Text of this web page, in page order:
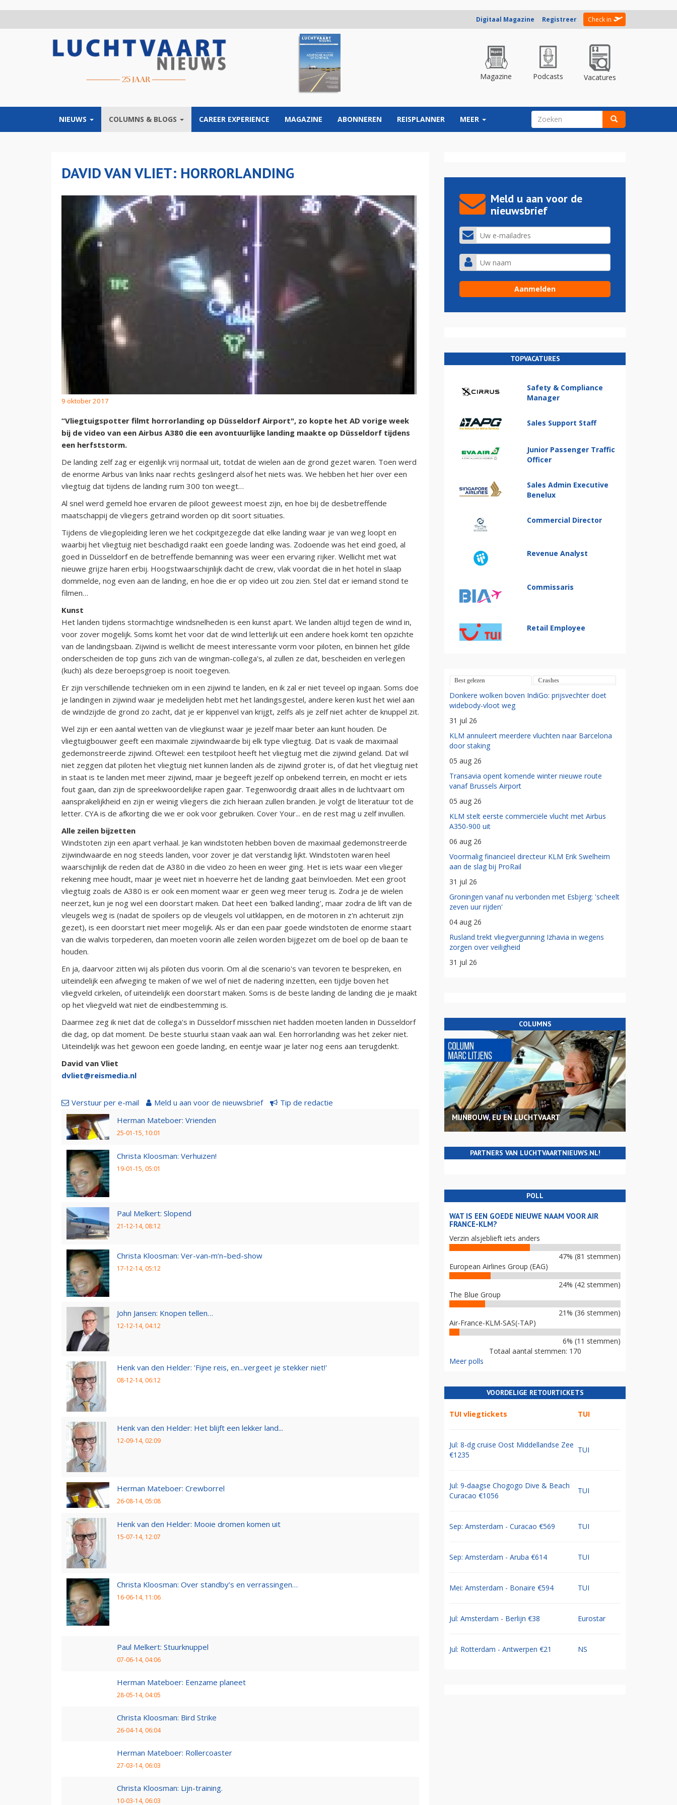
Digitaal Magazine Registreer Check in
Magazine Podcasts Vacatures
NIEUWS COLUMNS & BLOGS CAREER EXPERIENCE MAGAZINE ABONNEREN REISPLANNER MEER ZOEKVELD
DAVID VAN VLIET: HORRORLANDING
9 oktober 2017
“Vliegtuigspotter filmt horrorlanding op Düsseldorf Airport", zo kopte het AD vorige week
bij de video van een Airbus A380 die een avontuurlijke landing maakte op Düsseldorf tijdens
een herfststorm.
De landing zelf zag er eigenlijk vrij normaal uit, totdat de wielen aan de grond gezet waren. Toen werd
de enorme Airbus van links naar rechts geslingerd alsof het niets was. We hebben het hier over een
vliegtuig dat tijdens de landing ruim 300 ton weegt…
Al snel werd gemeld hoe ervaren de piloot geweest moest zijn, en hoe bij de desbetreffende
maatschappij de vliegers getraind worden op dit soort situaties.
Tijdens de vliegopleiding leren we het cockpitgezegde dat elke landing waar je van weg loopt en
waarbij het vliegtuig niet beschadigd raakt een goede landing was. Zodoende was het eind goed, al
goed in Düsseldorf en de betreffende bemanning was weer een ervaring rijker. Wellicht met wat
nieuwe grijze haren erbij. Hoogstwaarschijnlijk dacht de crew, vlak voordat die in het hotel in slaap
dommelde, nog even aan de landing, en hoe die er op video uit zou zien. Stel dat er iemand stond te
filmen…
Kunst
Het landen tijdens stormachtige windsnelheden is een kunst apart. We landen altijd tegen de wind in,
voor zover mogelijk. Soms komt het voor dat de wind letterlijk uit een andere hoek komt ten opzichte
van de landingsbaan. Zijwind is wellicht de meest interessante vorm voor piloten, en binnen het gilde
onderscheiden de top guns zich van de wingman-collega's, al zullen ze dat, bescheiden en verlegen
(kuch) als deze beroepsgroep is nooit toegeven.
Er zijn verschillende technieken om in een zijwind te landen, en ik zal er niet teveel op ingaan. Soms doe
je landingen in zijwind waar je medelijden hebt met het landingsgestel, andere keren kust het wiel aan
de windzijde de grond zo zacht, dat je er kippenvel van krijgt, zelfs als je zelf niet achter de knuppel zit.
Wel zijn er een aantal wetten van de vliegkunst waar je jezelf maar beter aan kunt houden. De
vliegtuigbouwer geeft een maximale zijwindwaarde bij elk type vliegtuig. Dat is vaak de maximaal
gedemonstreerde zijwind. Oftewel: een testpiloot heeft het vliegtuig met die zijwind geland. Dat wil
niet zeggen dat piloten het vliegtuig niet kunnen landen als de zijwind groter is, of dat het vliegtuig niet
in staat is te landen met meer zijwind, maar je begeeft jezelf op onbekend terrein, en mocht er iets
fout gaan, dan zijn de spreekwoordelijke rapen gaar. Tegenwoordig draait alles in de luchtvaart om
aansprakelijkheid en zijn er weinig vliegers die zich hieraan zullen branden. Je volgt de literatuur tot de
letter. CYA is de afkorting die we er ook voor gebruiken. Cover Your... en de rest mag u zelf invullen.
Alle zeilen bijzetten
Windstoten zijn een apart verhaal. Je kan windstoten hebben boven de maximaal gedemonstreerde
zijwindwaarde en nog steeds landen, voor zover je dat verstandig lijkt. Windstoten waren heel
waarschijnlijk de reden dat de A380 in die video zo heen en weer ging. Het is iets waar een vlieger
rekening mee houdt, maar je weet niet in hoeverre het de landing gaat beïnvloeden. Met een groot
vliegtuig zoals de A380 is er ook een moment waar er geen weg meer terug is. Zodra je de wielen
neerzet, kun je nog wel een doorstart maken. Dat heet een 'balked landing', maar zodra de lift van de
vleugels weg is (nadat de spoilers op de vleugels vol uitklappen, en de motoren in z'n achteruit zijn
gezet), is een doorstart niet meer mogelijk. Als er dan een paar goede windstoten de enorme staart
van die walvis torpederen, dan moeten voorin alle zeilen worden bijgezet om de boel op de baan te
houden.
En ja, daarvoor zitten wij als piloten dus voorin. Om al die scenario's van tevoren te bespreken, en
uiteindelijk een afweging te maken of we wel of niet de nadering inzetten, een tijdje boven het
vliegveld cirkelen, of uiteindelijk een doorstart maken. Soms is de beste landing de landing die je maakt
op het vliegveld wat niet de eindbestemming is.
Daarmee zeg ik niet dat de collega's in Düsseldorf misschien niet hadden moeten landen in Düsseldorf
die dag, op dat moment. De beste stuurlui staan vaak aan wal. Een horrorlanding was het zeker niet.
Uiteindelijk was het gewoon een goede landing, en eentje waar je later nog eens aan terugdenkt.
David van Vliet
dvliet@reismedia.nl
Verstuur per e-mail Meld u aan voor de nieuwsbrief
Tip de redactie
Herman Mateboer: Vrienden
25-01-15, 10:01
Christa Kloosman: Verhuizen!
19-01-15, 05:01
Paul Melkert: Slopend
21-12-14, 08:12
Christa Kloosman: Ver-van-m’n–bed-show
17-12-14, 05:12
John Jansen: Knopen tellen…
12-12-14, 04:12
Henk van den Helder: 'Fijne reis, en...vergeet je stekker niet!'
08-12-14, 06:12
Henk van den Helder: Het blijft een lekker land...
12-09-14, 02:09
Herman Mateboer: Crewborrel
26-08-14, 05:08
Henk van den Helder: Mooie dromen komen uit
15-07-14, 12:07
Christa Kloosman: Over standby’s en verrassingen…
16-06-14, 11:06
Paul Melkert: Stuurknuppel
07-06-14, 04:06
Herman Mateboer: Eenzame planeet
28-05-14, 04:05
Christa Kloosman: Bird Strike
26-04-14, 06:04
Herman Mateboer: Rollercoaster
27-03-14, 06:03
Christa Kloosman: Lijn-training.
10-03-14, 06:03
Meld u aan voor de
nieuwsbrief
TOPVACATURES
Safety & Compliance
Manager
Sales Support Staff
Junior Passenger Traffic
Officer
Sales Admin Executive
Benelux
Commercial Director
Revenue Analyst
Commissaris
Retail Employee
Best gelezen Crashes
Donkere wolken boven IndiGo: prijsvechter doet
widebody-vloot weg
31 jul 26
KLM annuleert meerdere vluchten naar Barcelona
door staking
05 aug 26
Transavia opent komende winter nieuwe route
vanaf Brussels Airport
05 aug 26
KLM stelt eerste commerciële vlucht met Airbus
A350-900 uit
06 aug 26
Voormalig financieel directeur KLM Erik Swelheim
aan de slag bij ProRail
31 jul 26
Groningen vanaf nu verbonden met Esbjerg: 'scheelt
zeven uur rijden'
04 aug 26
Rusland trekt vliegvergunning Izhavia in wegens
zorgen over veiligheid
31 jul 26
COLUMNS
MIJNBOUW, EU EN LUCHTVAART
PARTNERS VAN LUCHTVAARTNIEUWS.NL!
POLL
WAT IS EEN GOEDE NIEUWE NAAM VOOR AIR
FRANCE-KLM?
Verzin alsjeblieft iets anders
47% (81 stemmen)
European Airlines Group (EAG)
24% (42 stemmen)
The Blue Group
21% (36 stemmen)
Air-France-KLM-SAS(-TAP)
6% (11 stemmen)
Totaal aantal stemmen: 170
Meer polls
VOORDELIGE RETOURTICKETS
TUI vliegtickets TUI
Jul: 8-dg cruise Oost Middellandse Zee
€1235
TUI
Jul: 9-daagse Chogogo Dive & Beach
Curacao €1056
TUI
Sep: Amsterdam - Curacao €569 TUI
Sep: Amsterdam - Aruba €614 TUI
Mei: Amsterdam - Bonaire €594 TUI
Jul: Amsterdam - Berlijn €38 Eurostar
Jul: Rotterdam - Antwerpen €21 NS